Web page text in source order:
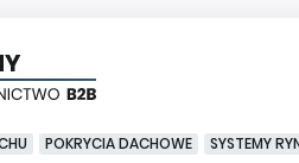
POKRYCIA DACHOWE SYSTEMY